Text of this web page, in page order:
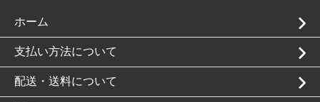
ホーム
支払い方法について
配送・送料について